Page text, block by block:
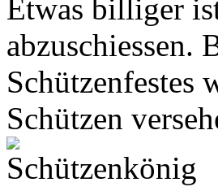
Etwas billiger
abzuschiessen.
Schützenfestes
Schützen